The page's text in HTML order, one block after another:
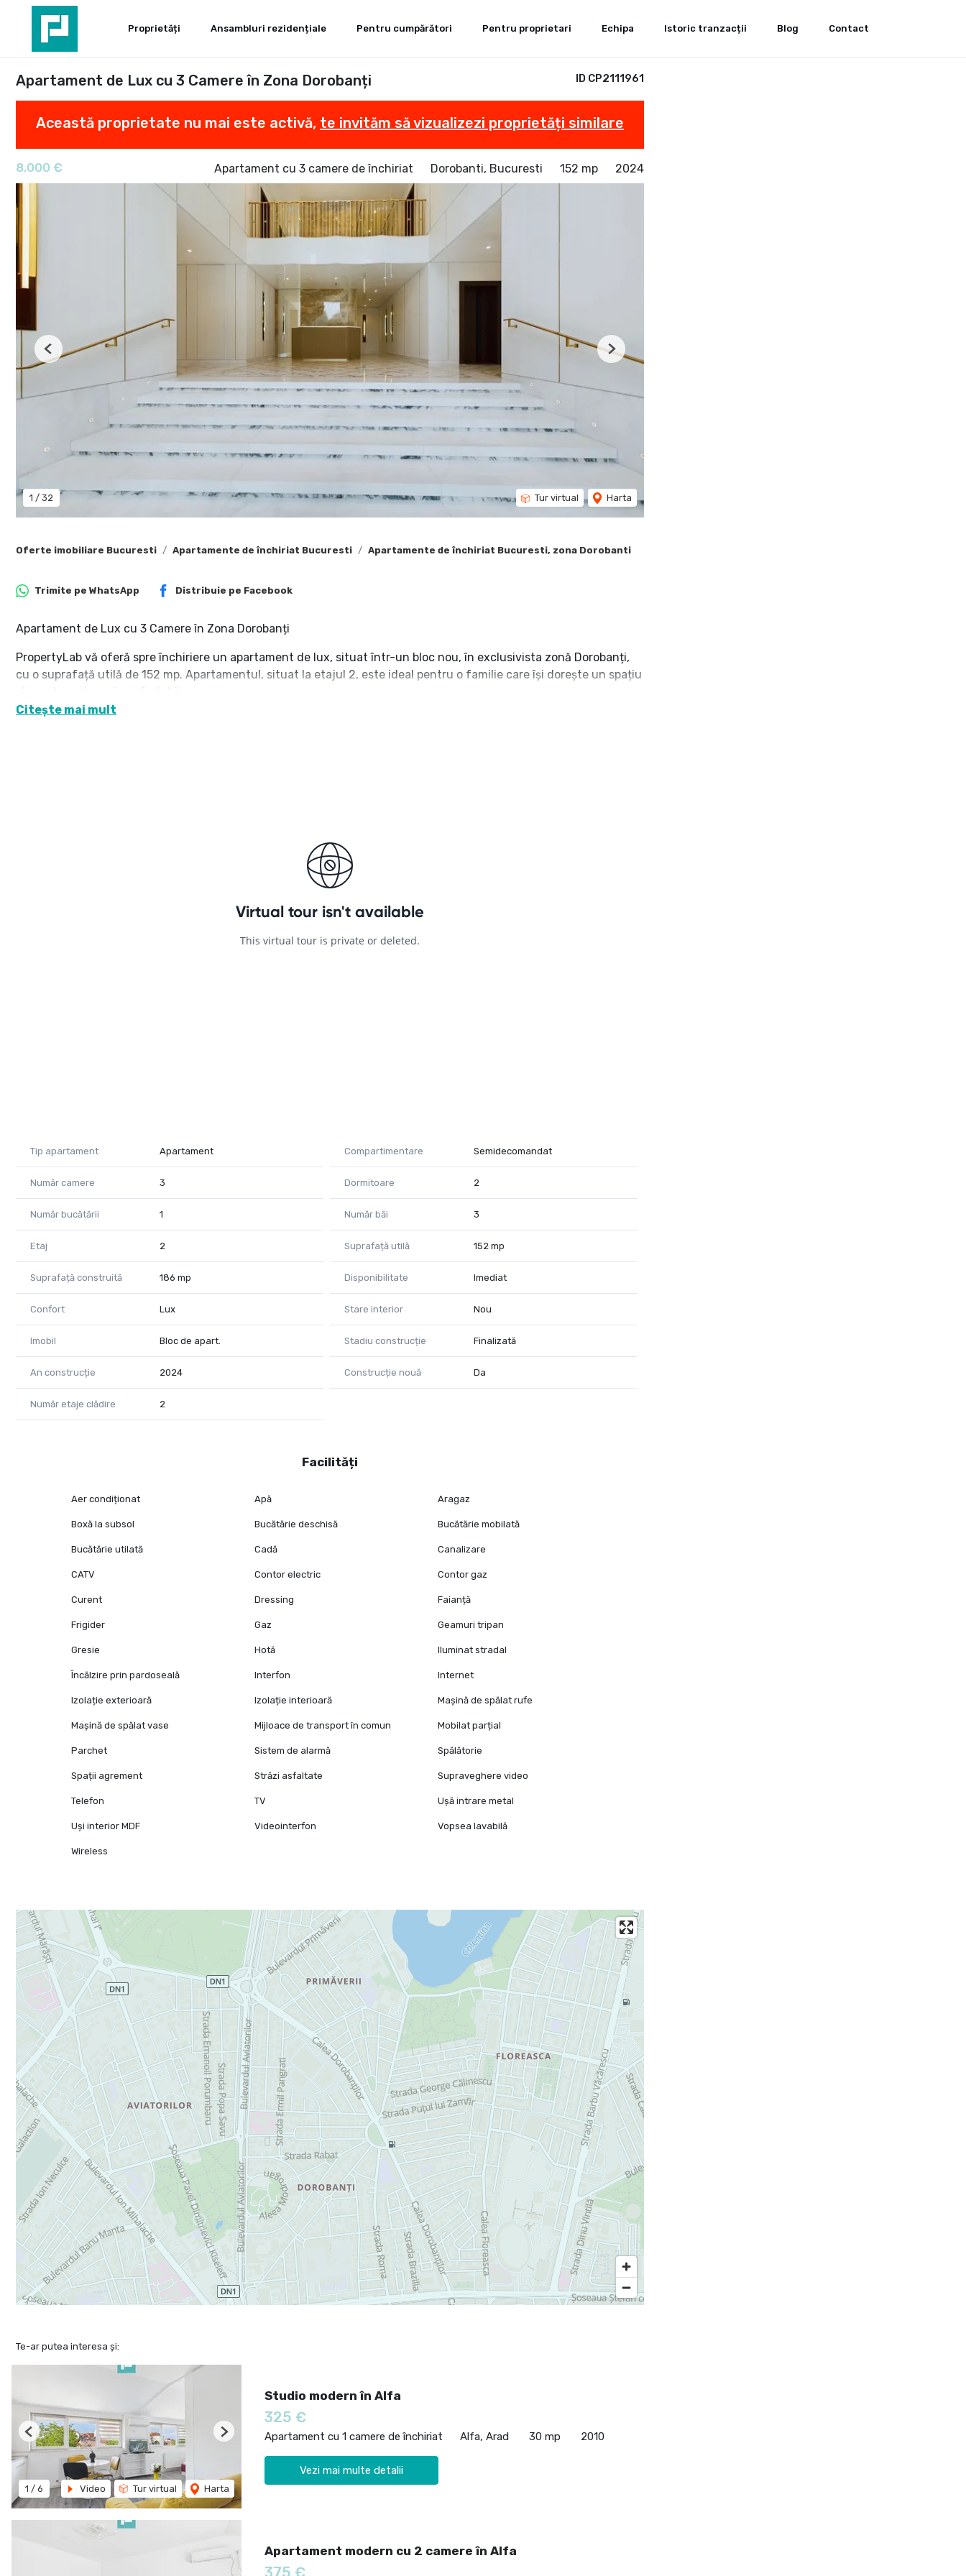
Proprietăți Ansambluri rezidențiale Pentru cumpărători Pentru proprietari Echipa Istoric tranzacții Blog Contact
ID CP2111961
Apartament de Lux cu 3 Camere în Zona Dorobanți
Această proprietate nu mai este activă, te invităm să vizualizezi proprietăți similare
8,000 € Apartament cu 3 camere de închiriat Dorobanti, Bucuresti 152 mp 2024
1 / 32 Tur virtual Harta
Previous Next
Oferte imobiliare Bucuresti Apartamente de închiriat Bucuresti Apartamente de închiriat Bucuresti, zona Dorobanti
Trimite pe WhatsApp Distribuie pe Facebook
Apartament de Lux cu 3 Camere în Zona Dorobanți
PropertyLab vă oferă spre închiriere un apartament de lux, situat într-un bloc nou, în exclusivista zonă Dorobanți,
cu o suprafață utilă de 152 mp. Apartamentul, situat la etajul 2, este ideal pentru o familie care își dorește un spațiu
Cameră de zi spațioasă, cu finisaje de lux și design modern, ideală pentru relaxare și socializare.
siguranță și confort maxim. Include o boxă la subsol pentru depozitare suplimentară și loc de parcare în parcarea
Cu finisaje de înaltă calitate și un design sofisticat, acest apartament oferă un stil de viață exclusivist într-o zonă
Pentru mai multe detalii și pentru programarea unei vizionări, vă rog să mă contactați:
Citește mai mult
Tip apartament Apartament Compartimentare Semidecomandat
Număr camere 3 Dormitoare 2
Număr bucătării 1 Număr băi 3
Etaj 2 Suprafață utilă 152 mp
Suprafață construită 186 mp Disponibilitate Imediat
Confort Lux Stare interior Nou
Imobil Bloc de apart. Stadiu construcție Finalizată
An construcție 2024 Construcție nouă Da
Număr etaje clădire 2
Facilități
Aer condiționat Apă Aragaz
Boxă la subsol Bucătărie deschisă Bucătărie mobilată
Bucătărie utilată Cadă Canalizare
CATV Contor electric Contor gaz
Curent Dressing Faianță
Frigider Gaz Geamuri tripan
Gresie Hotă Iluminat stradal
Încălzire prin pardoseală Interfon Internet
Izolație exterioară Izolație interioară Mașină de spălat rufe
Mașină de spălat vase Mijloace de transport în comun Mobilat parțial
Parchet Sistem de alarmă Spălătorie
Spații agrement Străzi asfaltate Supraveghere video
Telefon TV Ușă intrare metal
Uși interior MDF Videointerfon Vopsea lavabilă
Wireless
Te-ar putea interesa și:
1 / 6 Video Tur virtual Harta
Previous Next
Studio modern în Alfa
325 €
Apartament cu 1 camere de închiriat Alfa, Arad 30 mp 2010
Vezi mai multe detalii
Apartament modern cu 2 camere în Alfa